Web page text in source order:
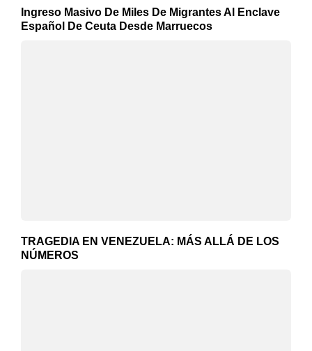
Ingreso Masivo De Miles De Migrantes Al Enclave
Español De Ceuta Desde Marruecos
TRAGEDIA EN VENEZUELA: MÁS ALLÁ DE LOS
NÚMEROS